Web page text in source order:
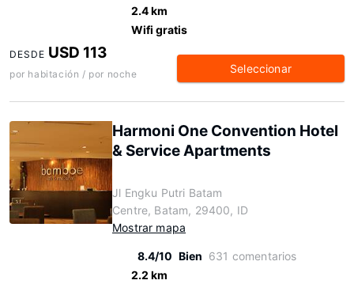
2.4 km
Wifi gratis
DESDE USD 113
por habitación / por noche Seleccionar
Harmoni One Convention Hotel
& Service Apartments
Jl Engku Putri Batam
Centre, Batam, 29400, ID
Mostrar mapa
8.4/10 Bien 631 comentarios
2.2 km